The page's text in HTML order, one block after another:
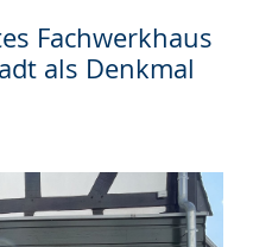
Fachwerkhaus
als Denkmal